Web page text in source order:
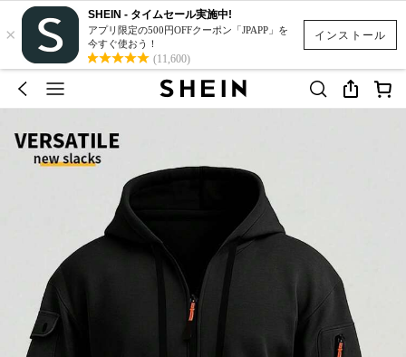
インストール
×
SHEIN - タイムセール実施中!
アプリ限定の500円OFFクーポン「JPAPP」を
今すぐ使おう！
(11,600)